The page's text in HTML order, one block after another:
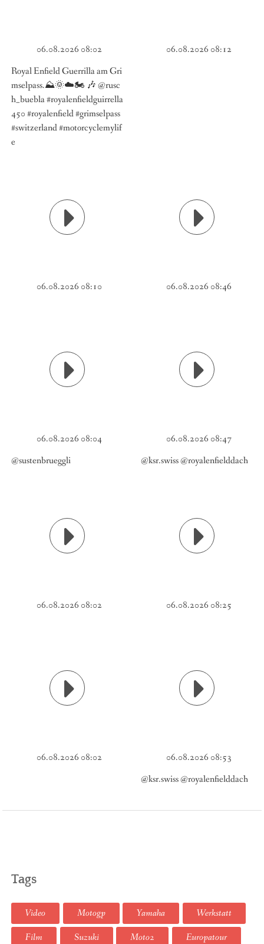
06.08.2026 08:02
Royal Enfield Guerrilla am Gri
mselpass.⛰️🌞☁️🏍️ 🎶 @rusc
h_buebla #royalenfieldguirrella
450 #royalenfield #grimselpass
#switzerland #motorcyclemylif
e
06.08.2026 08:12
06.08.2026 08:10 06.08.2026 08:46
06.08.2026 08:04
@sustenbrueggli
06.08.2026 08:47
@ksr.swiss @royalenfielddach
06.08.2026 08:02 06.08.2026 08:25
06.08.2026 08:02
06.08.2026 08:53
@ksr.swiss @royalenfielddach
Tags
Video Motogp Yamaha
Werkstatt
Film
Suzuki Moto2
Europatour